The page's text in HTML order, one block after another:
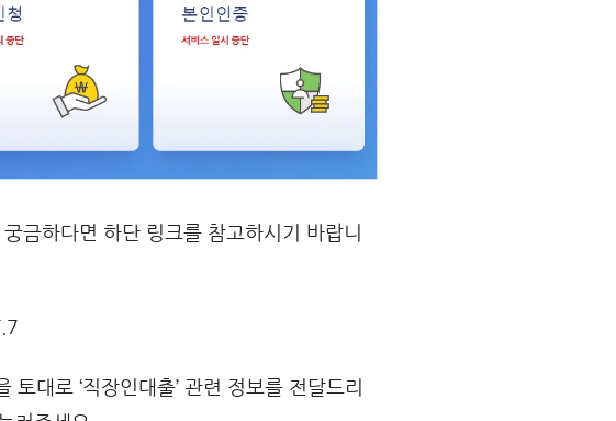
금하다면 하단 링크를 참고하시기 바랍니
대로 ‘직장인대출’ 관련 정보를 전달드리